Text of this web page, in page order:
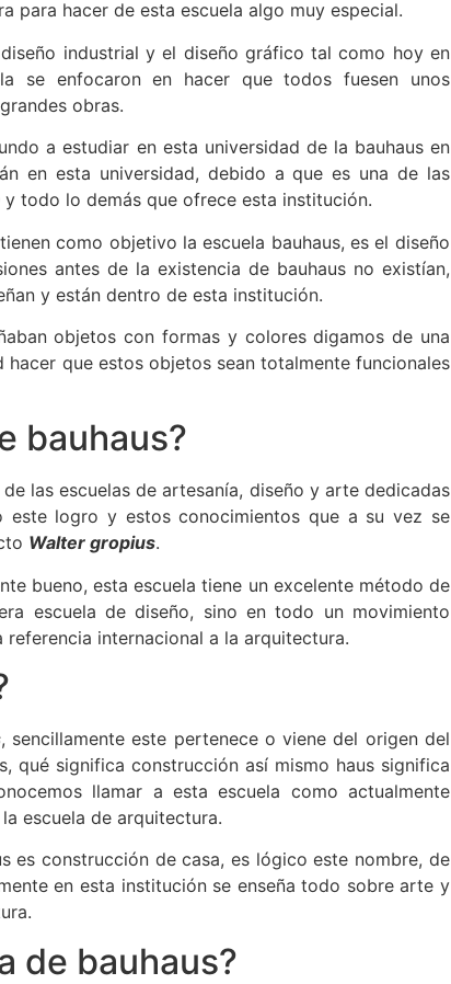
para hacer de esta escuela algo muy especial.
industrial y el diseño gráfico tal como hoy en
se enfocaron en hacer que todos fuesen unos
obras.
a estudiar en esta universidad de la bauhaus en
en esta universidad, debido a que es una de las
y todo lo demás que ofrece esta institución.
como objetivo la escuela bauhaus, es el diseño
antes de la existencia de bauhaus no existían,
y están dentro de esta institución.
objetos con formas y colores digamos de una
que estos objetos sean totalmente funcionales
bauhaus?
las escuelas de artesanía, diseño y arte dedicadas
logro y estos conocimientos que a su vez se
Walter gropius.
bueno, esta escuela tiene un excelente método de
escuela de diseño, sino en todo un movimiento
internacional a la arquitectura.
, sencillamente este pertenece o viene del origen del
qué significa construcción así mismo haus significa
llamar a esta escuela como actualmente
escuela de arquitectura.
es construcción de casa, es lógico este nombre, de
en esta institución se enseña todo sobre arte y
de bauhaus?